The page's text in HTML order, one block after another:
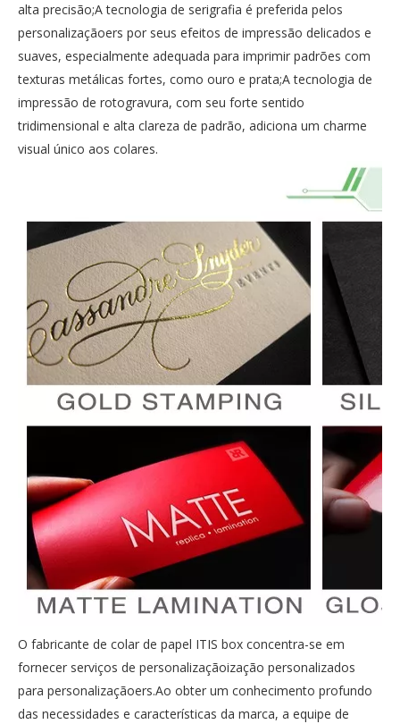
alta precisão;A tecnologia de serigrafia é preferida pelos
personalizaçãoers por seus efeitos de impressão delicados e
suaves, especialmente adequada para imprimir padrões com
texturas metálicas fortes, como ouro e prata;A tecnologia de
impressão de rotogravura, com seu forte sentido
tridimensional e alta clareza de padrão, adiciona um charme
visual único aos colares.
O fabricante de colar de papel ITIS box concentra-se em
fornecer serviços de personalizaçãoização personalizados
para personalizaçãoers.Ao obter um conhecimento profundo
das necessidades e características da marca, a equipe de